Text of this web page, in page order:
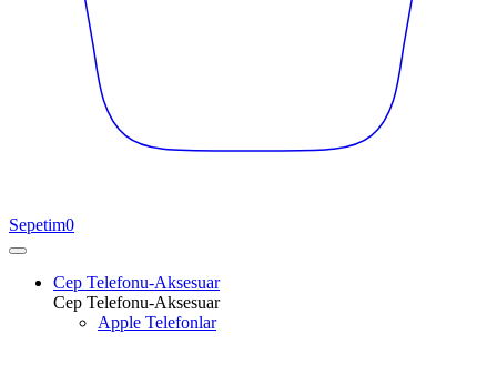
Sepetim0
Cep Telefonu-Aksesuar
Cep Telefonu-Aksesuar
Apple Telefonlar